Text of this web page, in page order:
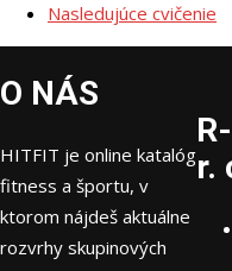
Nasledujúce cvičenie
O NÁS
HITFIT je online katalóg
fitness a športu, v
ktorom nájdeš aktuálne
rozvrhy skupinových
r.